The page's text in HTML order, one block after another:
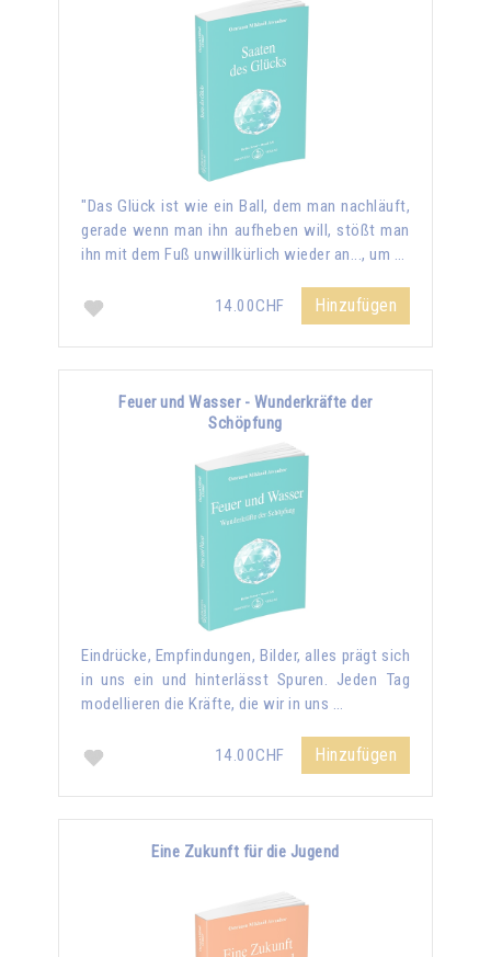
"Das Glück ist wie ein Ball, dem man nachläuft,
gerade wenn man ihn aufheben will, stößt man
ihn mit dem Fuß unwillkürlich wieder an..., um …
14.00CHF Hinzufügen
Feuer und Wasser - Wunderkräfte der
Schöpfung
Eindrücke, Empfindungen, Bilder, alles prägt sich
in uns ein und hinterlässt Spuren. Jeden Tag
modellieren die Kräfte, die wir in uns …
14.00CHF Hinzufügen
Eine Zukunft für die Jugend